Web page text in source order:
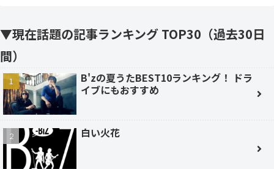
▼現在話題の記事ランキング TOP30（過去30日
間）
B'zの夏うたBEST10ランキング！ ドラ
イブにもおすすめ
白い火花